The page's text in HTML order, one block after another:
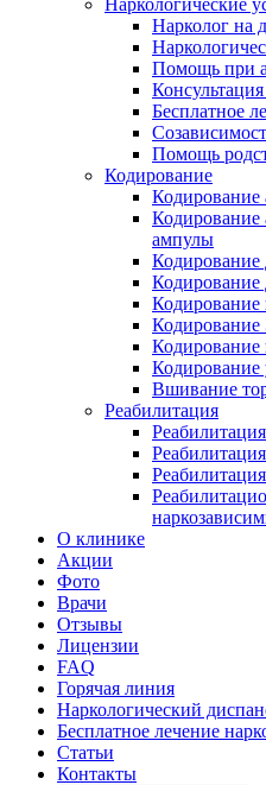
Наркологические
Нарколог на
Помощь при
Бесплатное
Помощь
Кодирование
Кодирование
Кодирование
ампулы
Кодирование
Кодирование
Кодирование
Кодирование
Кодирование
Вшивание
Реабилитация
О клинике
Акции
Фото
Врачи
Отзывы
Лицензии
FAQ
Горячая линия
Наркологический
Бесплатное лечение
Статьи
Контакты